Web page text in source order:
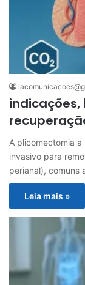
indicações,
A plicomectomia
invasivo para
perianal), comuns
Leia mais »